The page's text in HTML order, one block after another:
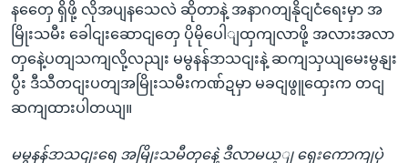
နတှေေ ရှိဖို့ လိုအပျနသေလဲ ဆိုတာနဲ့ အနာဂတျနိုငျငံရေးမှာ အ
မြိုးသမီး ခေါငျးဆောငျတှေ ပိုမိုပေါျထှကျလာဖို့ အလားအလာ
တှနေဲ့ပတျသကျလို့လညျး မမွနန်ဒာသငျးနဲ့ ဆကျသှယျမေးမွနျး
ပွီး ဒီသီတငျးပတျအမြိုးသမီးကဏ်ဍမှာ မခငျဖွူထှေးက တငျ
ဆကျထားပါတယျ။
မမွနန်ဒာသငျးရေ အမြိုးသမီတှနေဲ့ ဒီလာမယ့ျ ရှေးကောကျပှဲ